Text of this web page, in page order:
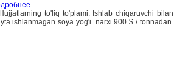
...
to'liq to'plami. Ishlab chiqaruvchi bilan
ishlanmagan soya yog'i. narxi 900 $ / tonnadan.